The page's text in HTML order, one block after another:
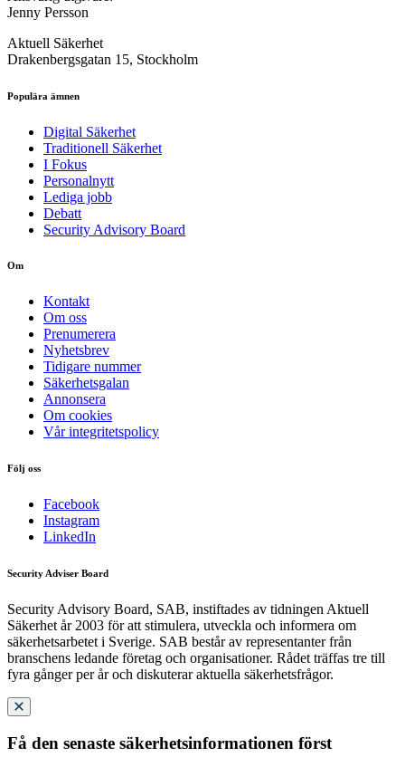
Jenny Persson
Aktuell Säkerhet
Drakenbergsgatan 15, Stockholm
Populära ämnen
Digital Säkerhet
Traditionell Säkerhet
I Fokus
Personalnytt
Lediga jobb
Debatt
Security Advisory Board
Om
Kontakt
Om oss
Prenumerera
Nyhetsbrev
Tidigare nummer
Säkerhetsgalan
Annonsera
Om cookies
Vår integritetspolicy
Följ oss
Facebook
Instagram
LinkedIn
Security Adviser Board
Security Advisory Board, SAB, instiftades av tidningen Aktuell
Säkerhet år 2003 för att stimulera, utveckla och informera om
säkerhetsarbetet i Sverige. SAB består av representanter från
branschens ledande företag och organisationer. Rådet träffas tre till
fyra gånger per år och diskuterar aktuella säkerhetsfrågor.
Få den senaste säkerhetsinformationen först